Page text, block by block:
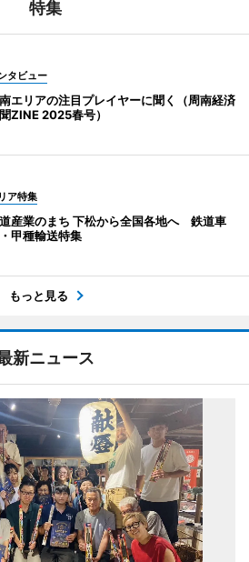
特集
タビュー
エリアの注目プレイヤーに聞く（周南経済
ZINE 2025春号）
ア特集
産業のまち 下松から全国各地へ 鉄道車
甲種輸送特集
もっと見る
新ニュース